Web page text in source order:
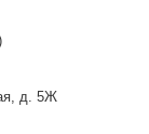
д. 5Ж